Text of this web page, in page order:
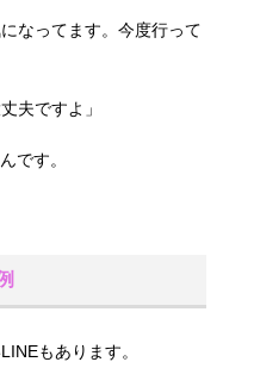
なってます。今度行って
夫ですよ」
です。
もあります。